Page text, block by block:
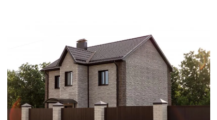
Смотреть проект